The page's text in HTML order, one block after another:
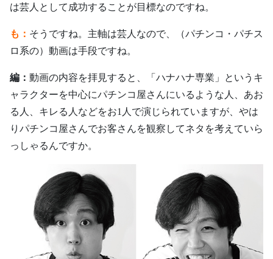
は芸人として成功することが目標なのですね。
も： そうですね。主軸は芸人なので、（パチンコ・パチス
ロ系の）動画は手段ですね。
編： 動画の内容を拝見すると、「ハナハナ専業」というキ
ャラクターを中心にパチンコ屋さんにいるような人、あお
る人、キレる人などをお1人で演じられていますが、やは
りパチンコ屋さんでお客さんを観察してネタを考えていら
っしゃるんですか。